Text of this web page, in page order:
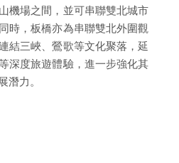
機場之間，並可串聯雙北城市
時，板橋亦為串聯雙北外圍觀
結三峽、鶯歌等文化聚落，延
深度旅遊體驗，進一步強化其
潛力。